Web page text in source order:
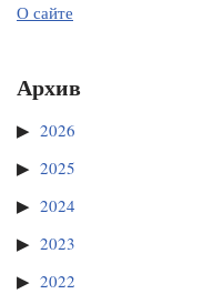
О сайте
Архив
2026
2025
2024
2023
2022